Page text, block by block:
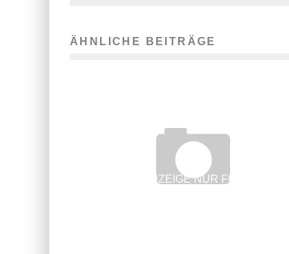
ÄHNLICHE BEITRÄGE
STELLENANZEIGE NUR FÜR FRAUEN